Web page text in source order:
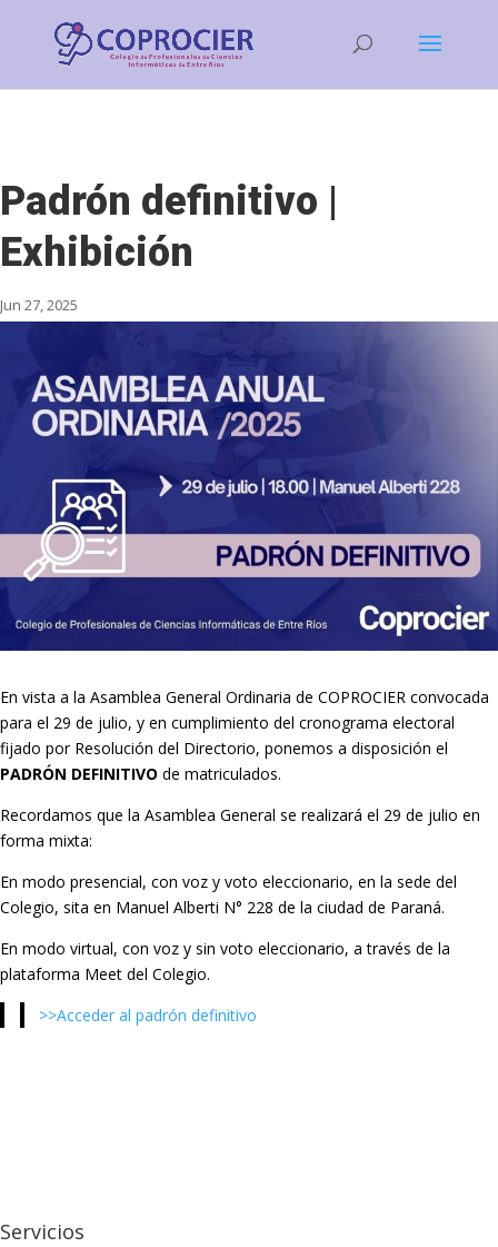
Padrón definitivo |
Exhibición
Jun 27, 2025
En vista a la Asamblea General Ordinaria de COPROCIER convocada
para el 29 de julio, y en cumplimiento del cronograma electoral
fijado por Resolución del Directorio, ponemos a disposición el
PADRÓN DEFINITIVO de matriculados.
Recordamos que la Asamblea General se realizará el 29 de julio en
forma mixta:
En modo presencial, con voz y voto eleccionario, en la sede del
Colegio, sita en Manuel Alberti N° 228 de la ciudad de Paraná.
En modo virtual, con voz y sin voto eleccionario, a través de la
plataforma Meet del Colegio.
>>Acceder al padrón definitivo
Servicios